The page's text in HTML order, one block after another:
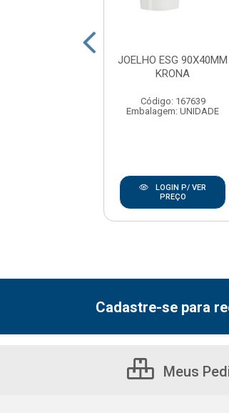
JOELHO ESG 90X40MM
KRONA
Código: 167639
Embalagem: UNIDADE
LOGIN P/ VER
PREÇO
Cadastre-se para
Meus